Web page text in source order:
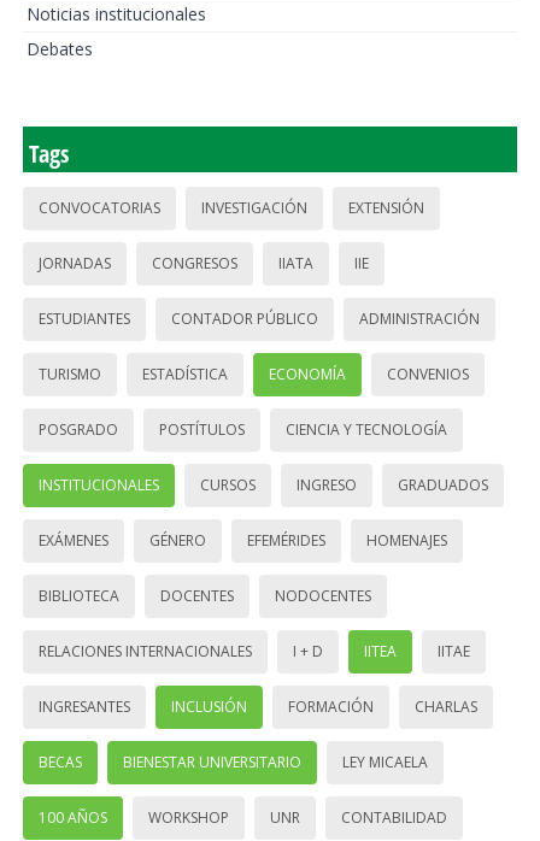
Noticias institucionales
Debates
Tags
CONVOCATORIAS INVESTIGACIÓN EXTENSIÓN
JORNADAS CONGRESOS IIATA IIE
ESTUDIANTES CONTADOR PÚBLICO ADMINISTRACIÓN
TURISMO ESTADÍSTICA ECONOMÍA CONVENIOS
POSGRADO POSTÍTULOS CIENCIA Y TECNOLOGÍA
INSTITUCIONALES CURSOS INGRESO GRADUADOS
EXÁMENES GÉNERO EFEMÉRIDES HOMENAJES
BIBLIOTECA DOCENTES NODOCENTES
RELACIONES INTERNACIONALES I + D IITEA IITAE
INGRESANTES INCLUSIÓN FORMACIÓN CHARLAS
BECAS BIENESTAR UNIVERSITARIO LEY MICAELA
100 AÑOS WORKSHOP UNR CONTABILIDAD